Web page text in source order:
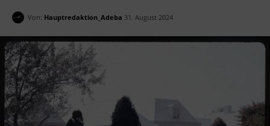
Von: Hauptredaktion_Adeba 31. August 2024